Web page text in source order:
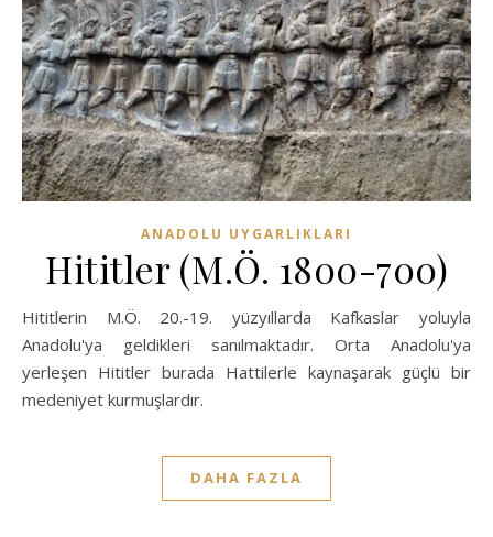
ANADOLU UYGARLIKLARI
Hititler (M.Ö. 1800-700)
Hititlerin M.Ö. 20.-19. yüzyıllarda Kafkaslar yoluyla
Anadolu'ya geldikleri sanılmaktadır. Orta Anadolu'ya
yerleşen Hititler burada Hattilerle kaynaşarak güçlü bir
medeniyet kurmuşlardır.
DAHA FAZLA